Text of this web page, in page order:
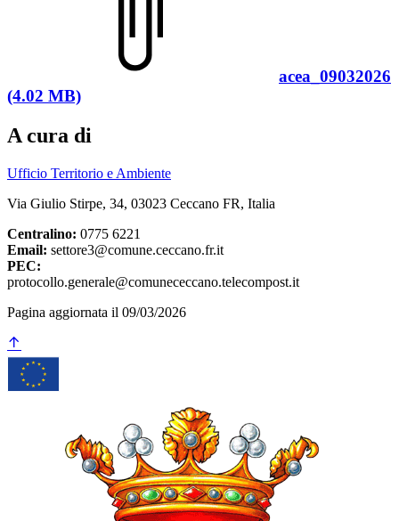
acea_09032026
(4.02 MB)
A cura di
Ufficio Territorio e Ambiente
Via Giulio Stirpe, 34, 03023 Ceccano FR, Italia
Centralino: 0775 6221
Email: settore3@comune.ceccano.fr.it
PEC:
protocollo.generale@comunececcano.telecompost.it
Pagina aggiornata il 09/03/2026